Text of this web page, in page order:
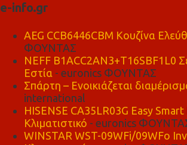
e-info.gr
AEG CCB6446CBM Κουζίνα
ΦΟΥΝΤΑΣ
NEFF B1ACC2AN3+T16SBF1L0
Εστία - euronics ΦΟΥΝΤΑΣ
Σπάρτη – Ενοικιάζεται
international
HISENSE CA35LR03G Easy
Κλιματιστικό - euronics
WINSTAR WST-09WFi/09WFo